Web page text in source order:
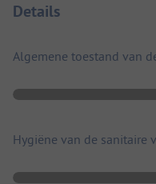
Details
Algemene toestand van
Hygiëne van de sanitaire